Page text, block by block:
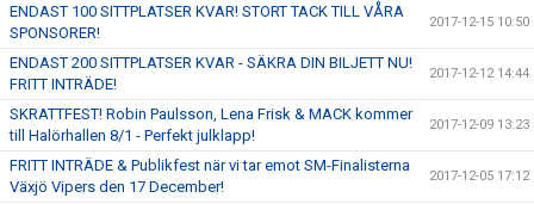
ENDAST 100 SITTPLATSER KVAR! STORT TACK TILL VÅRA
SPONSORER!
2017-12-15 10:50
ENDAST 200 SITTPLATSER KVAR - SÄKRA DIN BILJETT NU!
FRITT INTRÄDE!
2017-12-12 14:44
SKRATTFEST! Robin Paulsson, Lena Frisk & MACK kommer
till Halörhallen 8/1 - Perfekt julklapp!
2017-12-09 13:23
FRITT INTRÄDE & Publikfest när vi tar emot SM-Finalisterna
Växjö Vipers den 17 December!
2017-12-05 17:12